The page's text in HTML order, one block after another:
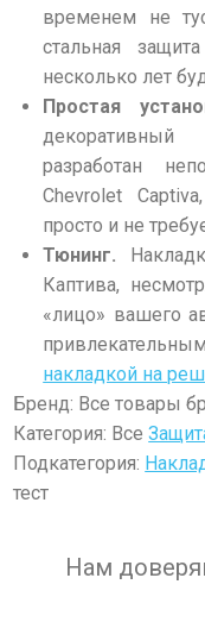
временем не
стальная
несколько лет
Простая
разработан
Chevrolet
просто и не
Тюнинг.
Каптива,
«лицо» вашего
накладкой на
Бренд: Все товары
Категория: Все
Подкатегория:
тест
Нам